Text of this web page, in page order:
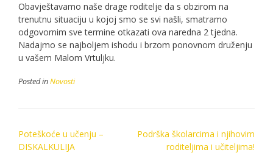
Obavještavamo naše drage roditelje da s obzirom na
trenutnu situaciju u kojoj smo se svi našli, smatramo
odgovornim sve termine otkazati ova naredna 2 tjedna.
Nadajmo se najboljem ishodu i brzom ponovnom druženju
u vašem Malom Vrtuljku.
Posted inNovosti
Post
navigation
Poteškoće u učenju –
DISKALKULIJA
Podrška školarcima i njihovim
roditeljima i učiteljima!